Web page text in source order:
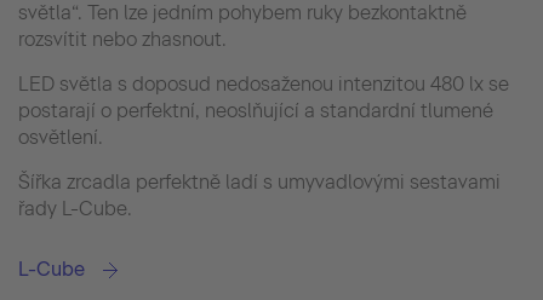
světla“. Ten lze jedním pohybem ruky bezkontaktně
rozsvítit nebo zhasnout.
LED světla s doposud nedosaženou intenzitou 480 lx se
postarají o perfektní, neoslňující a standardní tlumené
osvětlení.
Šířka zrcadla perfektně ladí s umyvadlovými sestavami
řady L-Cube.
L-Cube